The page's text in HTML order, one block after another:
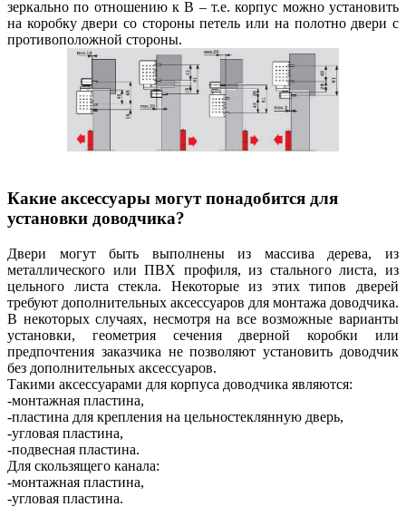
зеркально по отношению к В – т.е. корпус можно установить
на коробку двери со стороны петель или на полотно двери с
противоположной стороны.
Какие аксессуары могут понадобится для
установки доводчика?
Двери могут быть выполнены из массива дерева, из
металлического или ПВХ профиля, из стального листа, из
цельного листа стекла. Некоторые из этих типов дверей
требуют дополнительных аксессуаров для монтажа доводчика.
В некоторых случаях, несмотря на все возможные варианты
установки, геометрия сечения дверной коробки или
предпочтения заказчика не позволяют установить доводчик
без дополнительных аксессуаров.
Такими аксессуарами для корпуса доводчика являются:
-монтажная пластина,
-пластина для крепления на цельностеклянную дверь,
-угловая пластина,
-подвесная пластина.
Для скользящего канала:
-монтажная пластина,
-угловая пластина.